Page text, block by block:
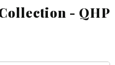
- QHP